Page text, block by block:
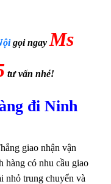
gọi ngay Ms
tư vấn nhé!
đi Ninh
giao nhận vận
hàng có nhu cầu giao
nhỏ trung chuyển và